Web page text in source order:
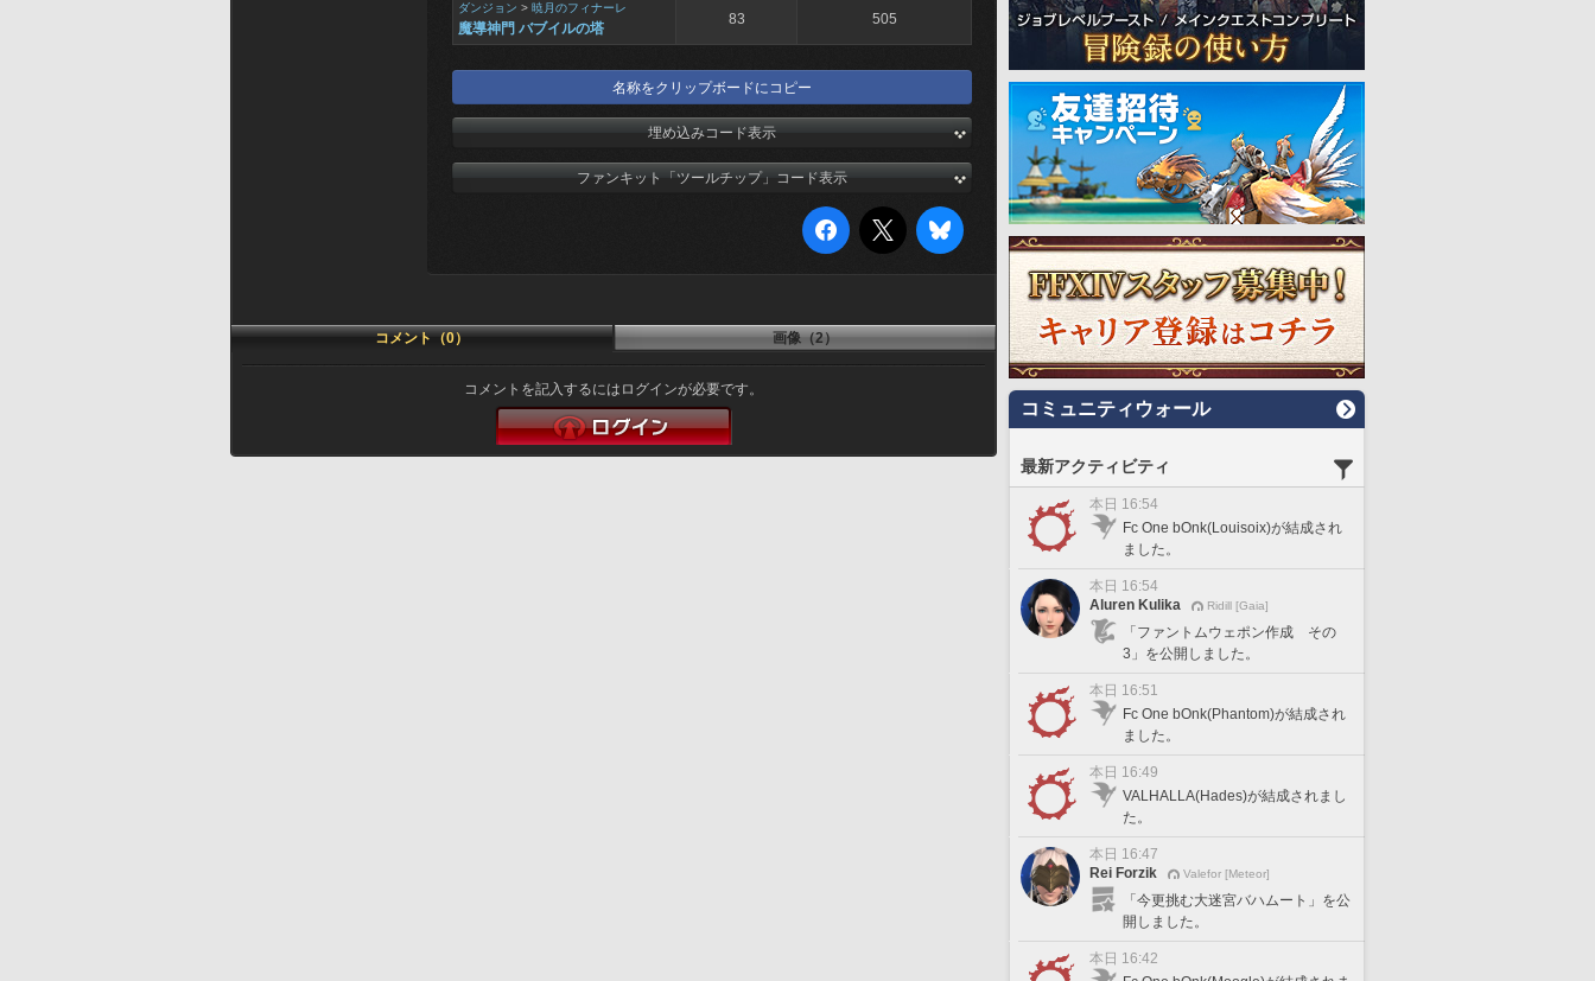
ダンジョン > 暁月のフィナーレ
魔導神門 バブイルの塔
83 505
名称をクリップボードにコピー
埋め込みコード表示
ファンキット「ツールチップ」コード表示
コメント（0） 画像（2）
コメントを記入するにはログインが必要です。
コミュニティウォール
最新アクティビティ
本日 16:54
Fc One bOnk(Louisoix)が結成され
ました。
本日 16:54
Aluren Kulika
Ridill [Gaia]
「ファントムウェポン作成 その
3」を公開しました。
本日 16:51
Fc One bOnk(Phantom)が結成され
ました。
本日 16:49
VALHALLA(Hades)が結成されまし
た。
本日 16:47
Rei Forzik
Valefor [Meteor]
「今更挑む大迷宮バハムート」を公
開しました。
本日 16:42